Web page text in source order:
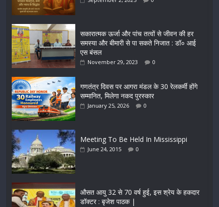
सकारात्मक ऊर्जा और पांच तत्वों से जीवन की हर
समस्या और बीमारी से पा सकते निजात : डॉ० आई
एस बंसल
November 29, 2023 0
गणतंत्र दिवस पर आगरा मंडल के 30 रेलकर्मी होंगे
सम्मानित, मिलेगा नकद पुरस्कार
January 25, 2026 0
Meeting To Be Held In Mississippi
June 24, 2015 0
औसत आयु 32 से 70 वर्ष हुई, इस श्रेय के हकदार
डॉक्टर : बृजेश पाठक |